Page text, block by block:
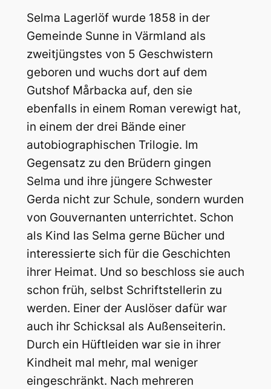
Selma Lagerlöf wurde 1858 in der
Gemeinde Sunne in Värmland als
zweitjüngstes von 5 Geschwistern
geboren und wuchs dort auf dem
Gutshof Mårbacka auf, den sie
ebenfalls in einem Roman verewigt hat,
in einem der drei Bände einer
autobiographischen Trilogie. Im
Gegensatz zu den Brüdern gingen
Selma und ihre jüngere Schwester
Gerda nicht zur Schule, sondern wurden
von Gouvernanten unterrichtet. Schon
als Kind las Selma gerne Bücher und
interessierte sich für die Geschichten
ihrer Heimat. Und so beschloss sie auch
schon früh, selbst Schriftstellerin zu
werden. Einer der Auslöser dafür war
auch ihr Schicksal als Außenseiterin.
Durch ein Hüftleiden war sie in ihrer
Kindheit mal mehr, mal weniger
eingeschränkt. Nach mehreren